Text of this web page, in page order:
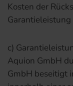
Kosten der
c)
Aquion GmbH
GmbH beseitigt